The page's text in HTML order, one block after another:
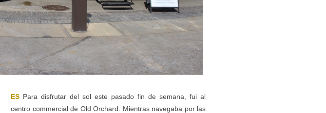
ES Para disfrutar del sol este pasado fin de semana, fui al
centro commercial de Old Orchard. Mientras navegaba por las